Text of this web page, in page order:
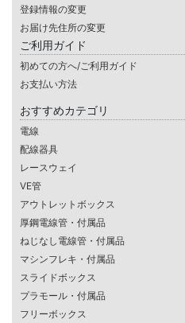
登録情報の変更
お届け先住所の変更
ご利用ガイド
初めての方へ/ご利用ガイド
お支払い方法
おすすめカテゴリ
電線
配線器具
レースウェイ
VE管
アウトレットボックス
厚鋼電線管・付属品
ねじなし電線管・付属品
マシンフレキ・付属品
スライドボックス
プラモール・付属品
フリーボックス